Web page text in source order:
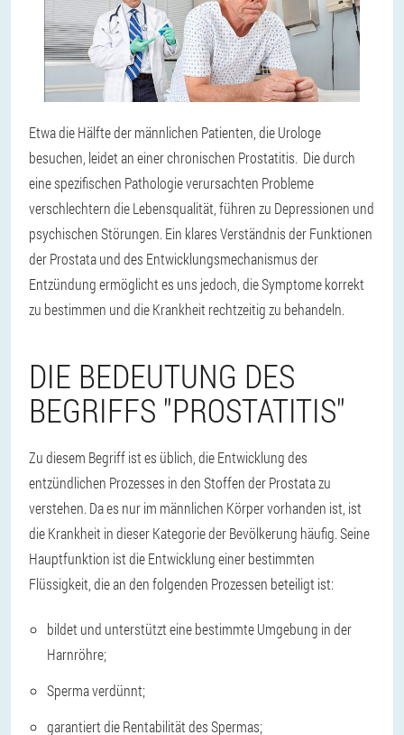
Etwa die Hälfte der männlichen Patienten, die Urologe
besuchen, leidet an einer chronischen Prostatitis. Die durch
eine spezifischen Pathologie verursachten Probleme
verschlechtern die Lebensqualität, führen zu Depressionen und
psychischen Störungen. Ein klares Verständnis der Funktionen
der Prostata und des Entwicklungsmechanismus der
Entzündung ermöglicht es uns jedoch, die Symptome korrekt
zu bestimmen und die Krankheit rechtzeitig zu behandeln.
DIE BEDEUTUNG DES
BEGRIFFS "PROSTATITIS"
Zu diesem Begriff ist es üblich, die Entwicklung des
entzündlichen Prozesses in den Stoffen der Prostata zu
verstehen. Da es nur im männlichen Körper vorhanden ist, ist
die Krankheit in dieser Kategorie der Bevölkerung häufig. Seine
Hauptfunktion ist die Entwicklung einer bestimmten
Flüssigkeit, die an den folgenden Prozessen beteiligt ist:
bildet und unterstützt eine bestimmte Umgebung in der
Harnröhre;
Sperma verdünnt;
garantiert die Rentabilität des Spermas;